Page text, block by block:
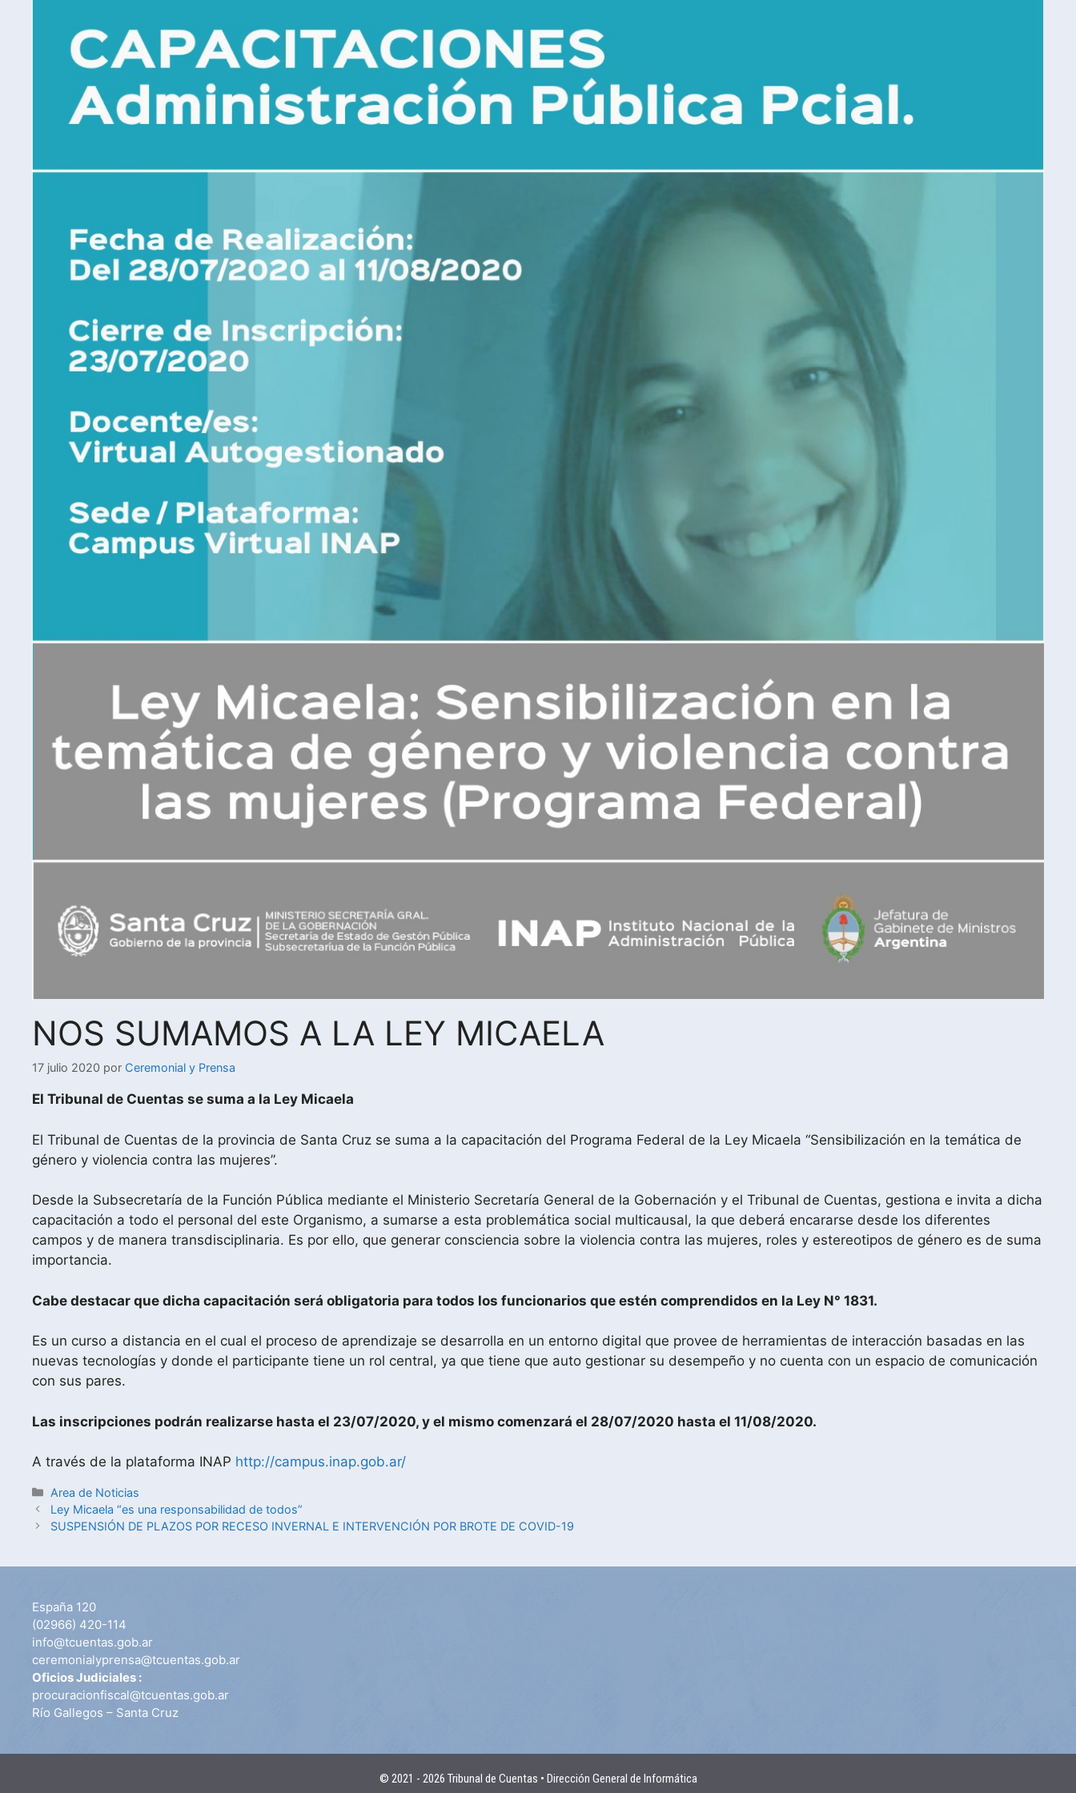
NOS SUMAMOS A LA LEY MICAELA
17 julio 2020 por Ceremonial y Prensa
El Tribunal de Cuentas se suma a la Ley Micaela
El Tribunal de Cuentas de la provincia de Santa Cruz se suma a la capacitación del Programa Federal de la Ley Micaela “Sensibilización en la temática de
género y violencia contra las mujeres”.
Desde la Subsecretaría de la Función Pública mediante el Ministerio Secretaría General de la Gobernación y el Tribunal de Cuentas, gestiona e invita a dicha
capacitación a todo el personal del este Organismo, a sumarse a esta problemática social multicausal, la que deberá encararse desde los diferentes
campos y de manera transdisciplinaria. Es por ello, que generar consciencia sobre la violencia contra las mujeres, roles y estereotipos de género es de suma
importancia.
Cabe destacar que dicha capacitación será obligatoria para todos los funcionarios que estén comprendidos en la Ley N° 1831.
Es un curso a distancia en el cual el proceso de aprendizaje se desarrolla en un entorno digital que provee de herramientas de interacción basadas en las
nuevas tecnologías y donde el participante tiene un rol central, ya que tiene que auto gestionar su desempeño y no cuenta con un espacio de comunicación
con sus pares.
Las inscripciones podrán realizarse hasta el 23/07/2020, y el mismo comenzará el 28/07/2020 hasta el 11/08/2020.
A través de la plataforma INAP http://campus.inap.gob.ar/
Area de Noticias
Ley Micaela “es una responsabilidad de todos”
SUSPENSIÓN DE PLAZOS POR RECESO INVERNAL E INTERVENCIÓN POR BROTE DE COVID-19
España 120
(02966) 420-114
info@tcuentas.gob.ar
ceremonialyprensa@tcuentas.gob.ar
Oficios Judiciales :
procuracionfiscal@tcuentas.gob.ar
Río Gallegos – Santa Cruz
© 2021 - 2026 Tribunal de Cuentas • Dirección General de Informática